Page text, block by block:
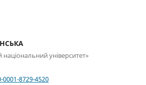
університет»
8729-4520